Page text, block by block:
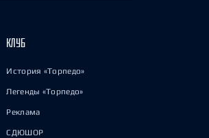
КЛУБ
История «Торпедо»
Легенды «Торпедо»
Реклама
СДЮШОР